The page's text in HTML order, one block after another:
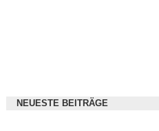
NEUESTE BEITRÄGE